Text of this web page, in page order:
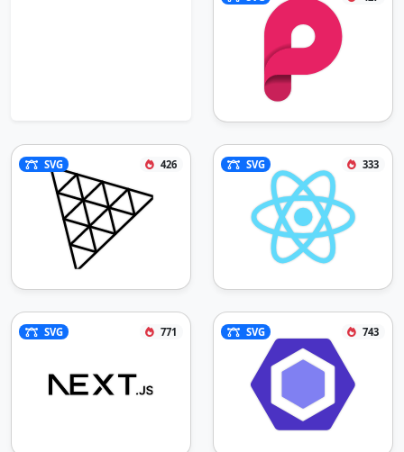
4.12.771.262 1.167.35 18.254 3.504 23.196-
9.325 24.525-11.213-4.346 6.209-11.633 7.7-
2.292-.709l.138.046a26 26 0 0 1-2.733-
1.125l.158.071a27 27 0 0 1-4.538-
2.767C59.471 22.876 54.53 11.371 59.746
SVG 426 SVG 333
SVG 771 SVG 743